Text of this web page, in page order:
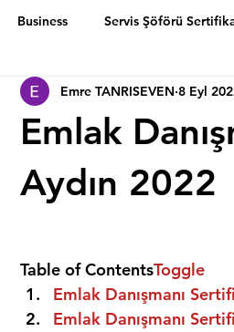
Business Servis Şöförü
Emlak
Aydın 2022
Emre TANRISEVEN 8 Eyl
Table of ContentsToggle
Emlak Danışmanı
Emlak Danışmanı